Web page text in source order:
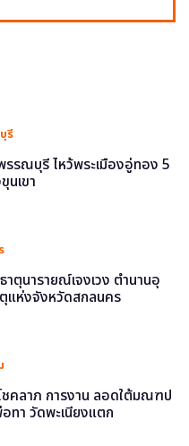
รี
รรณบุรี ไหว้พระเมืองอู่ทอง 5
นเขา
าตุนารายณ์เจงเวง ตำนานอุ
แห่งจังหวัดสกลนคร
คลาภ การงาน ลอดใต้มณฑป
ทา วัดพะเนียงแตก